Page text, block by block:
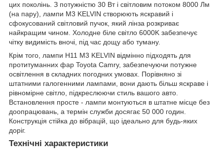
цих поколінь. З потужністю 30 Вт і світловим потоком 8000 Лм
(на пару), лампи M3 KELVIN створюють яскравий і
сфокусований світловий пучок, який лінза розкриває
найкращим чином. Холодне біле світло 6000K забезпечує
чітку видимість вночі, під час дощу або туману.
Крім того, лампи H11 M3 KELVIN відмінно підходять для
протитуманних фар Toyota Camry, забезпечуючи потужне
освітлення в складних погодних умовах. Порівняно зі
штатними галогенними лампами, вони дають більш яскраве і
рівномірне світло, підкреслюючи стиль вашого авто.
Встановлення просте - лампи монтуються в штатне місце без
доопрацювань, а термін служби досягає 50 000 годин.
Конструкція стійка до вібрацій, що ідеально для будь-яких
доріг.
Технічні характеристики